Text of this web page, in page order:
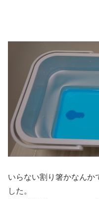
いらない割り箸かなんか
した。